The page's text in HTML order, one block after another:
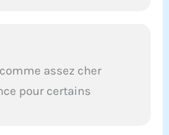
assez cher
pour certains